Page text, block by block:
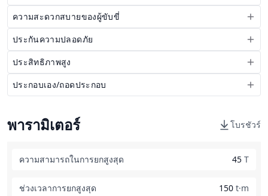
ความสะดวกสบายของผู้ขับขี่
ประกันความปลอดภัย
ประสิทธิภาพสูง
ประกอบเอง/ถอดประกอบ
พารามิเตอร์ โบรชัวร์
ความสามารถในการยกสูงสุด 45 T
ช่วงเวลาการยกสูงสุด 150 t·m